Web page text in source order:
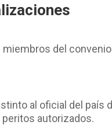
del
al oficial del país
autorizados.